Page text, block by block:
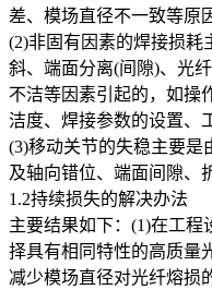
差、模场直径不一致等原
(2)非固有因素的焊接损耗
斜、端面分离(间隙)、光
不洁等因素引起的，如操
洁度、焊接参数的设置、
(3)移动关节的失稳主要是
及轴向错位、端面间隙、
1.2持续损失的解决办法
主要结果如下：(1)在工
择具有相同特性的高质量
减少模场直径对光纤熔损